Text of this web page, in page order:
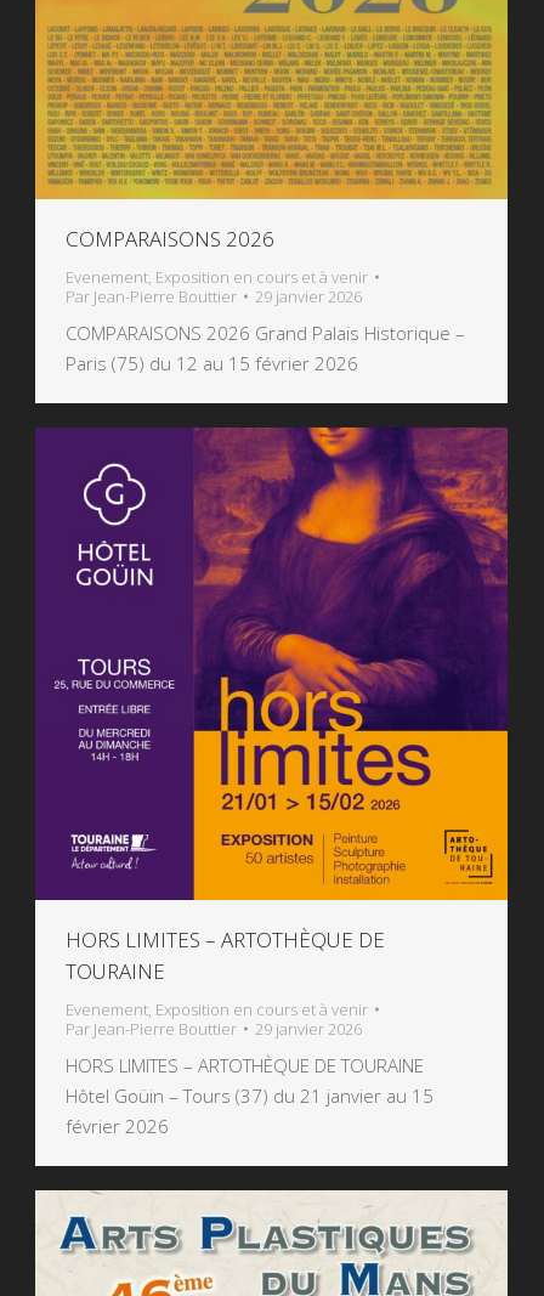
COMPARAISONS 2026
Evenement, Exposition en cours et à venir
Par Jean-Pierre Bouttier 29 janvier 2026
COMPARAISONS 2026 Grand Palais Historique –
Paris (75) du 12 au 15 février 2026
HORS LIMITES – ARTOTHÈQUE DE
TOURAINE
Evenement, Exposition en cours et à venir
Par Jean-Pierre Bouttier 29 janvier 2026
HORS LIMITES – ARTOTHÈQUE DE TOURAINE
Hôtel Goüin – Tours (37) du 21 janvier au 15
février 2026